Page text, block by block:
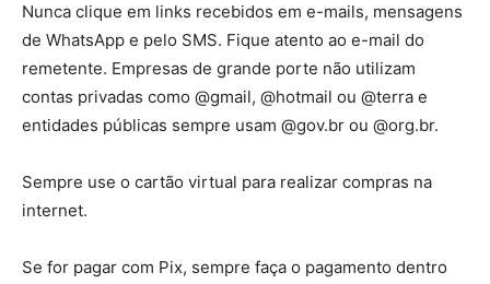
Nunca clique em links recebidos em e-mails, mensagens
de WhatsApp e pelo SMS. Fique atento ao e-mail do
remetente. Empresas de grande porte não utilizam
contas privadas como @gmail, @hotmail ou @terra e
entidades públicas sempre usam @gov.br ou @org.br.
Sempre use o cartão virtual para realizar compras na
internet.
Se for pagar com Pix, sempre faça o pagamento dentro